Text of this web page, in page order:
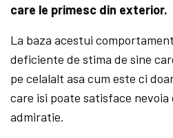
care le primesc din exterior.
La baza acestui
deficiente de stima de sine
pe celalalt asa cum este ci
care isi poate satisface nevoia
admiratie.